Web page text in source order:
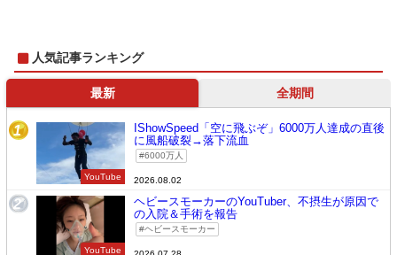
人気記事ランキング
最新 全期間
1
YouTube
IShowSpeed「空に飛ぶぞ」6000万人達成の直後
に風船破裂→落下流血
6000万人
2026.08.02
2
YouTube
ヘビースモーカーのYouTuber、不摂生が原因で
の入院＆手術を報告
ヘビースモーカー